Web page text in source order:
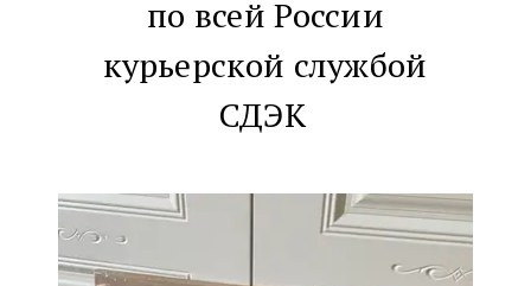
по всей России
курьерской службой
СДЭК